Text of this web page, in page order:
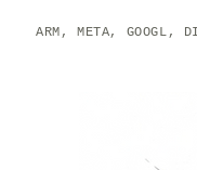
ARM, META, GOOGL,